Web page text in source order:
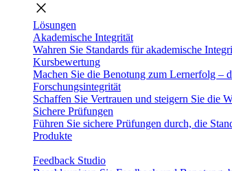
close
Lösungen
Akademische Integrität
Wahren Sie Standards für akademische
Kursbewertung
Machen Sie die Benotung zum Lernerfolg –
Forschungsintegrität
Schaffen Sie Vertrauen und steigern Sie die
Sichere Prüfungen
Führen Sie sichere Prüfungen durch, die
Produkte
Feedback Studio